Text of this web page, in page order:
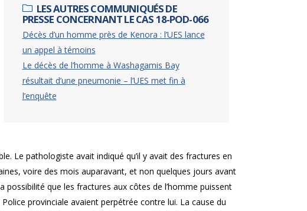
LES AUTRES COMMUNIQUÉS DE
PRESSE CONCERNANT LE CAS 18-POD-066
Décès d’un homme près de Kenora : l’UES lance
un appel à témoins
Le décès de l’homme à Washagamis Bay
résultait d’une pneumonie – l’UES met fin à
l’enquête
Le pathologiste avait indiqué qu’il y avait des fractures en
voire des mois auparavant, et non quelques jours avant
possibilité que les fractures aux côtes de l’homme puissent
provinciale avaient perpétrée contre lui. La cause du